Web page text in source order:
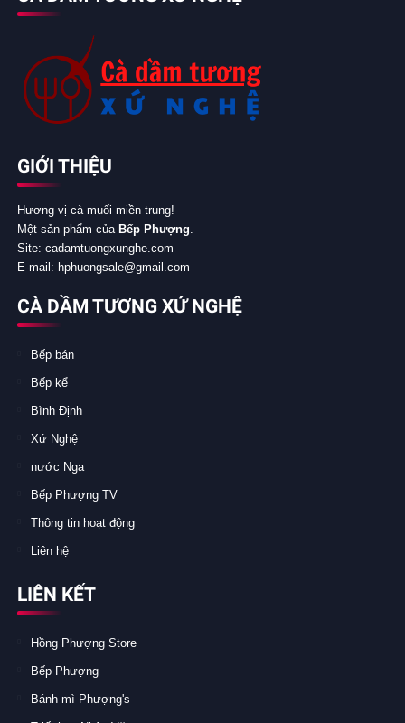
GIỚI THIỆU
Hương vị cà muối miền trung!
Một sản phẩm của Bếp Phượng
Site: cadamtuongxunghe.com
E-mail: hphuongsale@gmail.com
CÀ DẦM TƯƠNG XỨ NGHỆ
Bếp bán
Bếp kể
Bình Định
Xứ Nghệ
nước Nga
Bếp Phượng TV
Thông tin hoạt động
Liên hệ
LIÊN KẾT
Hồng Phượng Store
Bếp Phượng
Bánh mì Phượng's